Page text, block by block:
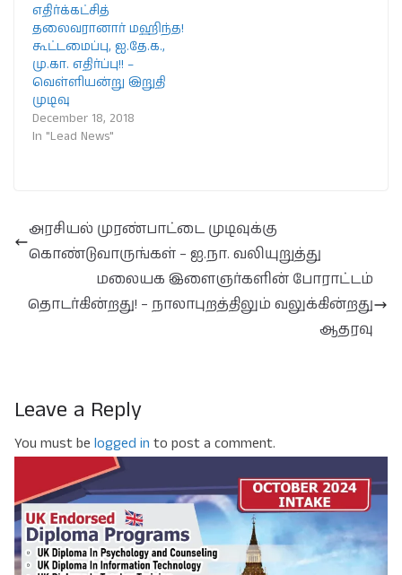
எதிர்க்கட்சித்
தலைவரானார் மஹிந்த!
கூட்டமைப்பு, ஐ.தே.க.,
மு.கா. எதிர்ப்பு!! –
வெள்ளியன்று இறுதி
முடிவு
December 18, 2018
In "Lead News"
அரசியல் முரண்பாட்டை முடிவுக்கு
கொண்டுவாருங்கள் – ஐ.நா. வலியுறுத்து
மலையக இளைஞர்களின் போராட்டம்
தொடர்கின்றது! – நாலாபுறத்திலும் வலுக்கின்றது
ஆதரவு
Leave a Reply
You must be logged in to post a comment.